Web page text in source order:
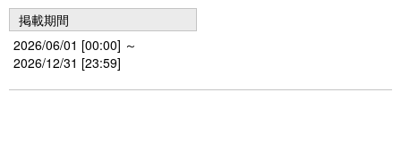
掲載期間
2026/06/01 [00:00] ～
2026/12/31 [23:59]